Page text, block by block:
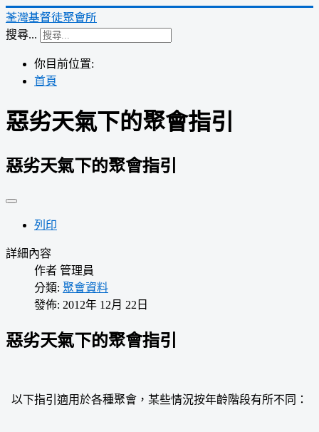
荃灣基督徒聚會所
搜尋...
你目前位置:
首頁
惡劣天氣下的聚會指引
惡劣天氣下的聚會指引
列印
詳細內容
作者 管理員
分類: 聚會資料
發佈: 2012年 12月 22日
惡劣天氣下的聚會指引
以下指引適用於各種聚會，某些情況按年齡階段有所不同：